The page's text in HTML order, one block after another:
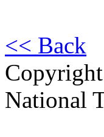
<< Back
National